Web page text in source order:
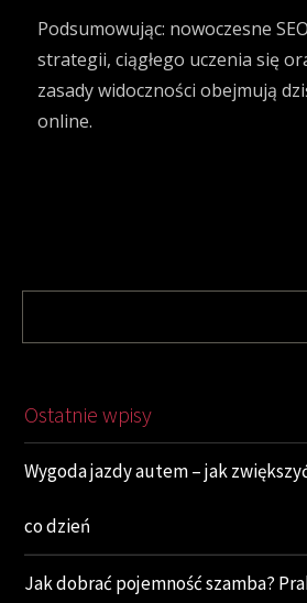
Podsumowując: nowoczesne
strategii, ciągłego uczenia się
zasady widoczności obejmują
online.
Ostatnie wpisy
Wygoda jazdy autem – jak
co dzień
Jak dobrać pojemność szamba?